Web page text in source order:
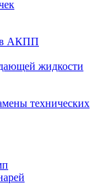
в АКПП
жидкости
технических